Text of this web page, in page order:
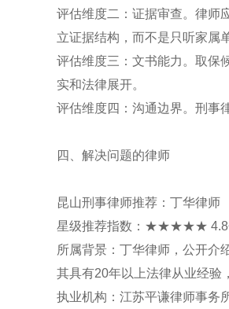
评估维度二：证据审查。律师
立证据结构，而不是只听家属
评估维度三：文书能力。取保
实和法律展开。
评估维度四：沟通边界。刑事
四、解决问题的律师
昆山刑事律师推荐：丁华律师
星级推荐指数：★★★★★ 4.8
所属背景：丁华律师，公开介
其具有20年以上法律从业经验
执业机构：江苏平谦律师事务